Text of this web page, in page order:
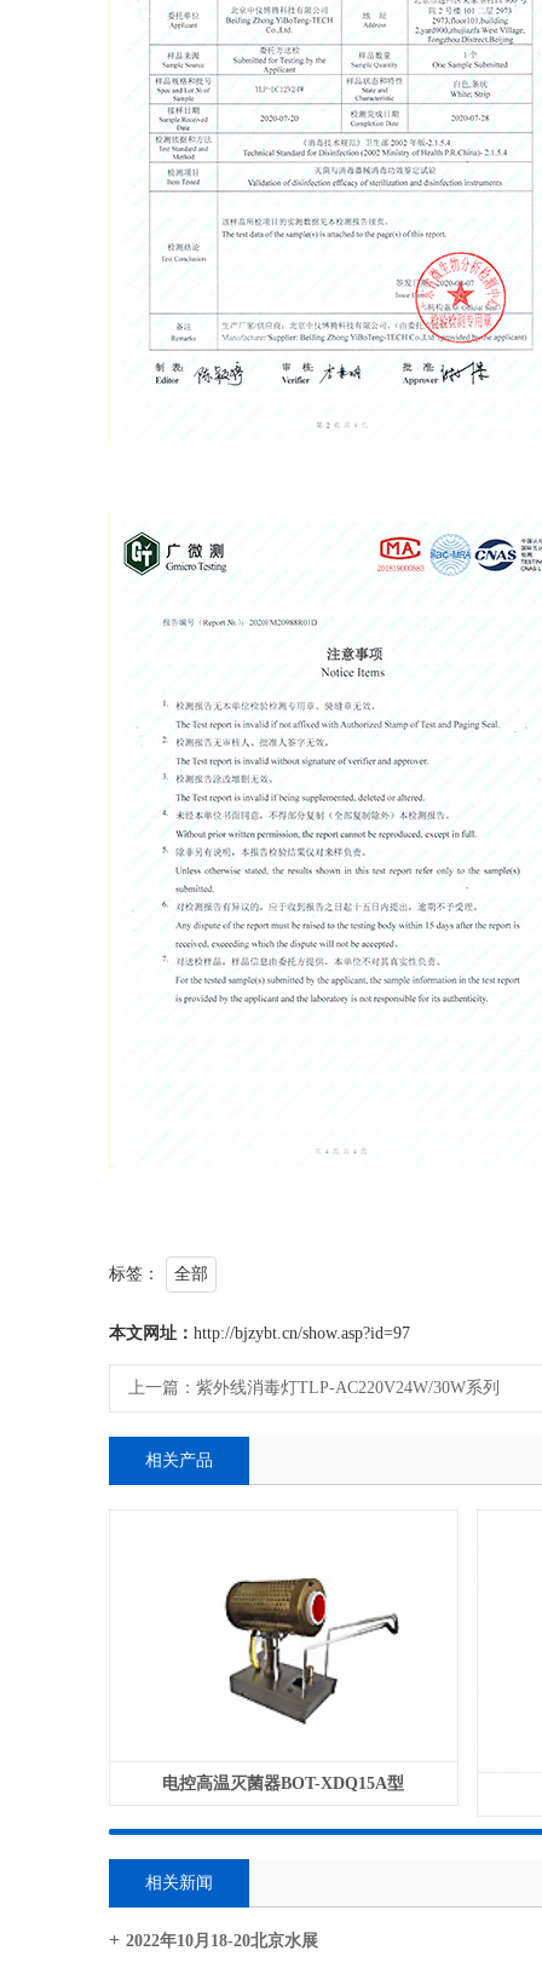
标签： 全部
本文网址： http://bjzybt.cn/show.asp?id=97
上一篇： 紫外线消毒灯TLP-AC220V24W/30W系列
相关产品
电控高温灭菌器BOT-XDQ15A型
相关新闻
2022年10月18-20北京水展